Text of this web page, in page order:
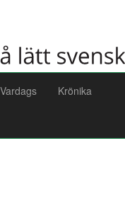
Vardags Krönika